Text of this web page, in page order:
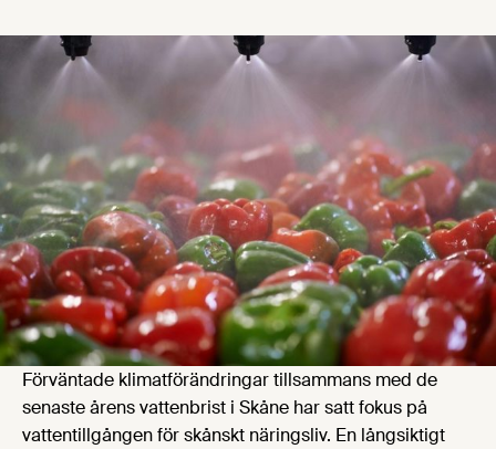
Förväntade klimatförändringar tillsammans med de
senaste årens vattenbrist i Skåne har satt fokus på
vattentillgången för skånskt näringsliv. En långsiktigt